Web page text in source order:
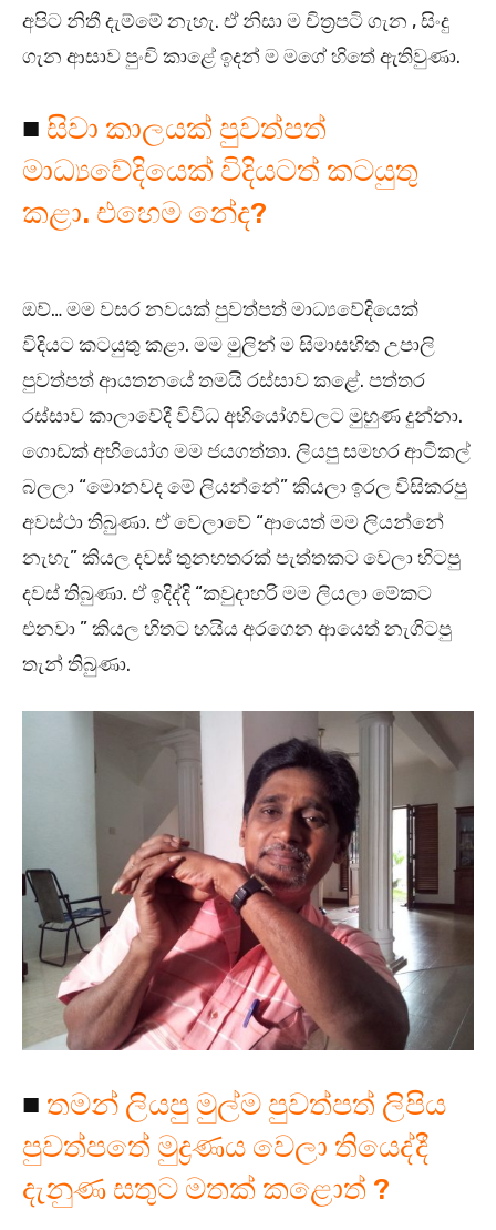
අපිට නිතී දැම්මේ නැහැ. ඒ නිසා ම චිත්‍රපටි ගැන , සිංදු
ගැන ආසාව පුංචි කාළේ ඉදන් ම මගේ හිතේ ඇතිවුණා.
■ සිවා කාලයක් පුවත්පත්
මාධ්‍යවේදියෙක් විදියටත් කටයුතු
කළා. එහෙම නේද?
ඔව්… මම වසර නවයක් පුවත්පත් මාධ්‍යවේදියෙක්
විදියට කටයුතු කළා. මම මුලින් ම සිමාසහිත උපාලි
පුවත්පත් ආයතනයේ තමයි රස්සාව කළේ. පත්තර
රස්සාව කාලාවේදී විවිධ අභියෝගවලට මුහුණ දුන්නා.
ගොඩක් අභියෝග මම ජයගත්තා. ලියපු සමහර ආටිකල්
බලලා “මොනවද මේ ලියන්නේ” කියලා ඉරල විසිකරපු
අවස්ථා තිබුණා. ඒ වෙලාවේ “ආයෙත් මම ලියන්නේ
නැහැ” කියල දවස් තුනහතරක් පැත්තකට වෙලා හිටපු
දවස් තිබුණා. ඒ ඉදිද්දි “කවුදාහරි මම ලියලා මේකට
එනවා ” කියල හිතට හයිය අරගෙන ආයෙත් නැගිටපු
තැන් තිබුණා.
■ තමන් ලියපු මුල්ම පුවත්පත් ලිපිය
පුවත්පතේ මුද්‍රණය වෙලා තියෙද්දී
දැනුණ සතුට මතක් කළොත් ?